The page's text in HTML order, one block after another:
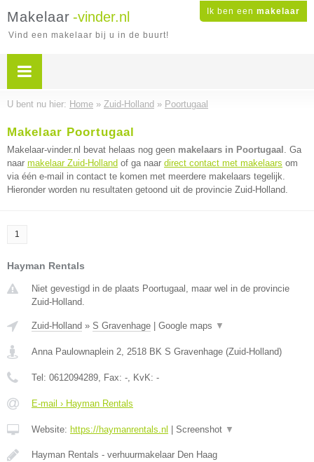
Ik ben een makelaar
Makelaar -vinder.nl
Vind een makelaar bij u in de buurt!
U bent nu hier: Home » Zuid-Holland » Poortugaal
Makelaar Poortugaal
Makelaar-vinder.nl bevat helaas nog geen makelaars in Poortugaal . Ga
naar makelaar Zuid-Holland of ga naar direct contact met makelaars om
via één e-mail in contact te komen met meerdere makelaars tegelijk.
Hieronder worden nu resultaten getoond uit de provincie Zuid-Holland.
1
Hayman Rentals
Niet gevestigd in de plaats Poortugaal, maar wel in de provincie
Zuid-Holland.
Zuid-Holland » S Gravenhage Google maps ▼
Anna Paulownaplein 2, 2518 BK S Gravenhage (Zuid-Holland)
Tel: 0612094289, Fax: -, KvK: -
E-mail › Hayman Rentals
Website: https://haymanrentals.nl Screenshot ▼
Hayman Rentals - verhuurmakelaar Den Haag